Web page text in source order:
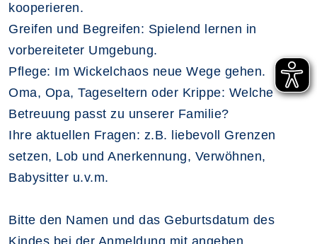
kooperieren.
Greifen und Begreifen: Spielend lernen in
vorbereiteter Umgebung.
Pflege: Im Wickelchaos neue Wege gehen.
Oma, Opa, Tageseltern oder Krippe: Welche
Betreuung passt zu unserer Familie?
Ihre aktuellen Fragen: z.B. liebevoll Grenzen
setzen, Lob und Anerkennung, Verwöhnen,
Babysitter u.v.m.
Bitte den Namen und das Geburtsdatum des